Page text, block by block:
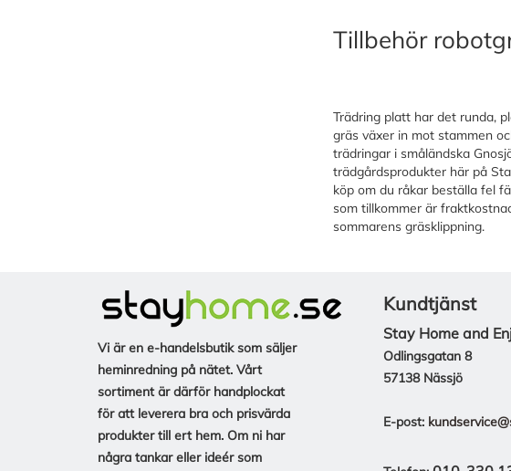
Tillbehör
Trädring platt har det runda,
gräs växer in mot stammen
trädringar i småländska
trädgårdsprodukter här på
köp om du råkar beställa fel
som tillkommer är
sommarens gräsklippning.
Vi är en e-handelsbutik som säljer
heminredning på nätet. Vårt
sortiment är därför handplockat
för att leverera bra och prisvärda
produkter till ert hem. Om ni har
några tankar eller ideér som
Kundtjänst
Stay Home and
Odlingsgatan 8
57138 Nässjö
E-post: